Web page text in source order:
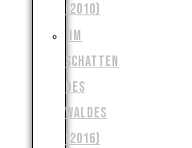
(2010)
IM
SCHATTEN
DES
WALDES
(2016)